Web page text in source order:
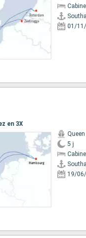
01/
en 3X
5 j
19/